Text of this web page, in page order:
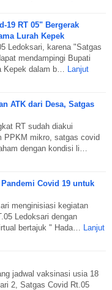
19 RT 05" Bergerak
Lurah Kepek
Ledoksari, karena "Satgas
mendampingi Bupati
Kepek dalam b…
Lanjut
ATK dari Desa, Satgas
RT sudah diakui
PPKM mikro, satgas covid
dengan kondisi li…
Covid 19 untuk
menginisiasi kegiatan
Ledoksari dengan
bertajuk " Hada…
Lanjut
jadwal vaksinasi usia 18
2, Satgas Covid Rt.05